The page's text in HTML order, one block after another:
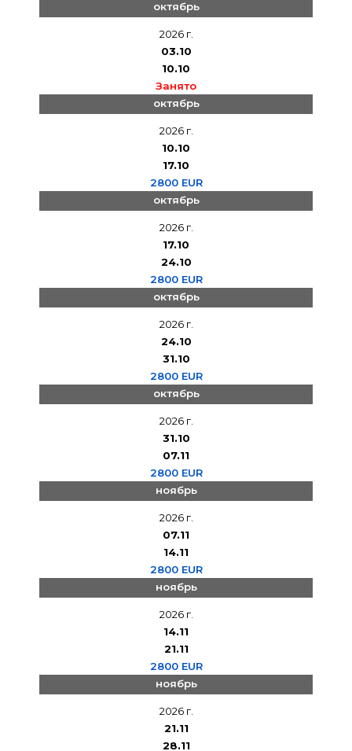
октябрь
2026 г.
03.10
10.10
Занято
октябрь
2026 г.
10.10
17.10
2800 EUR
октябрь
2026 г.
17.10
24.10
2800 EUR
октябрь
2026 г.
24.10
31.10
2800 EUR
октябрь
2026 г.
31.10
07.11
2800 EUR
ноябрь
2026 г.
07.11
14.11
2800 EUR
ноябрь
2026 г.
14.11
21.11
2800 EUR
ноябрь
2026 г.
21.11
28.11